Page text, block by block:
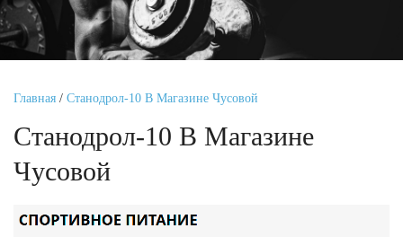
Главная / Станодрол-10 В Магазине Чусовой
Станодрол-10 В Магазине
Чусовой